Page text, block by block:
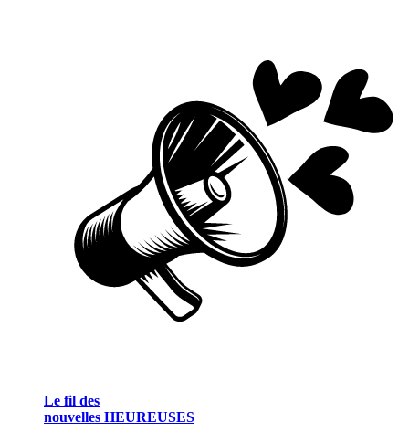
Le fil des
nouvelles HEUREUSES